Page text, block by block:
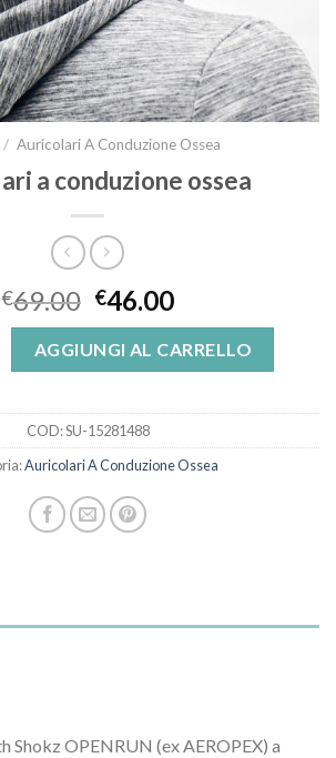
/ Auricolari A Conduzione Ossea
a conduzione ossea
€69.00 €46.00
ossea quantità
AGGIUNGI AL CARRELLO
COD:SU-15281488
Auricolari A Conduzione Ossea
Shokz OPENRUN (ex AEROPEX) a